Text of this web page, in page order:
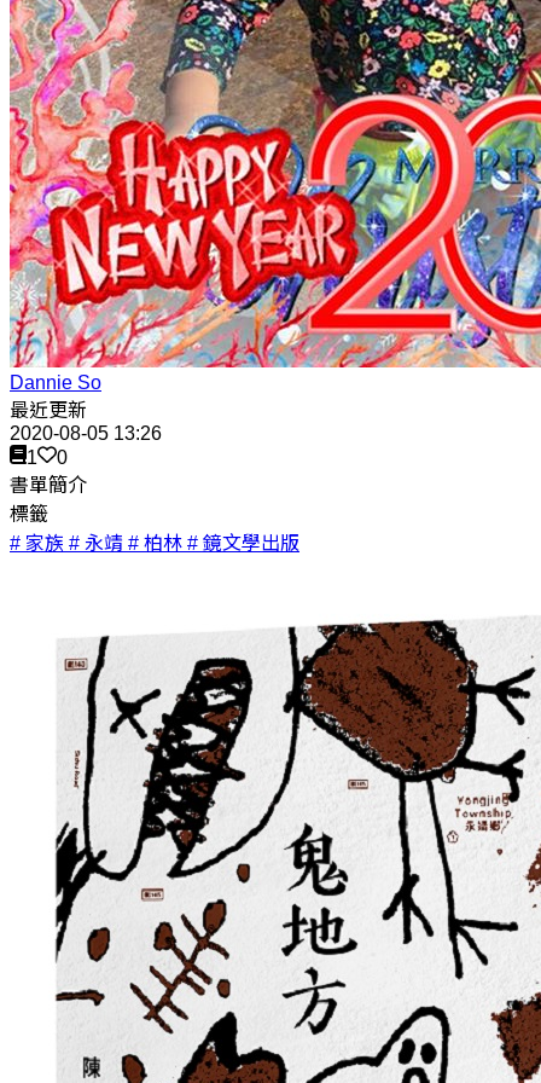
Dannie So
最近更新
2020-08-05 13:26
1
0
書單簡介
標籤
# 家族 # 永靖 # 柏林 # 鏡文學出版